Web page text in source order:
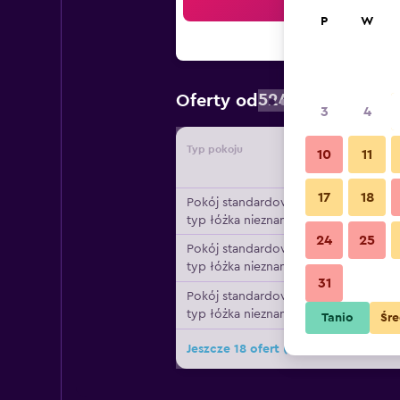
Oferty od 524 zł Najtaniej:
Typ pokoju Dostawca
Pokój standardowy,
typ łóżka nieznany
Pokój standardowy,
typ łóżka nieznany
Pokój standardowy,
typ łóżka nieznany
Jeszcze 18 ofert (Proteas Blu Resort)
P W
3 4
10 11
17 18
24 25
31
Tanio